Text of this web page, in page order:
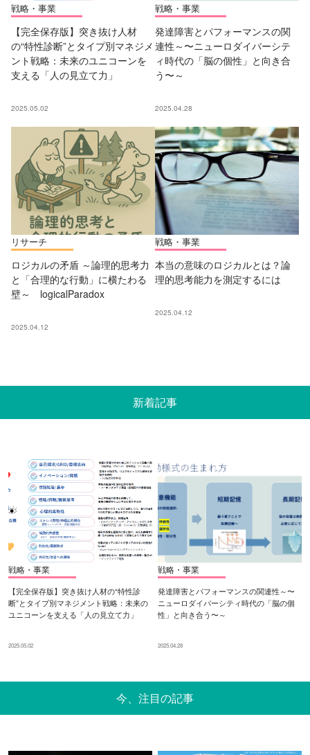
戦略・事業
【完全保存版】突き抜け人材
の“特性診断”とタイプ別マネジメ
ント戦略：未来のユニコーンを
支える「人の見立て力」
2025.05.02
戦略・事業
発達障害とパフォーマンスの関
連性～〜ニューロダイバーシテ
ィ時代の「脳の個性」と向き合
う〜～
2025.04.28
リサーチ
ロジカルの矛盾 ～論理的思考力
と「合理的な行動」に横たわる
壁～ logicalParadox
2025.04.12
戦略・事業
本当の意味のロジカルとは？論
理的思考能力を測定するには
2025.04.12
新着記事
戦略・事業
【完全保存版】突き抜け人材の“特性診
断”とタイプ別マネジメント戦略：未来の
ユニコーンを支える「人の見立て力」
2025.05.02
戦略・事業
発達障害とパフォーマンスの関連性～〜
ニューロダイバーシティ時代の「脳の個
性」と向き合う〜～
2025.04.28
今、注目の記事